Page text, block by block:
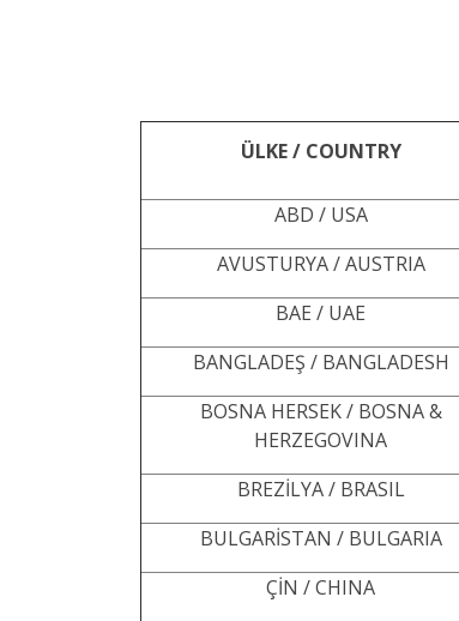
ÜLKE / COUNTRY
ABD / USA
AVUSTURYA / AUSTRIA
BAE / UAE
BANGLADEŞ / BANGLADESH
BOSNA HERSEK / BOSNA &
HERZEGOVINA
BREZİLYA / BRASIL
BULGARİSTAN / BULGARIA
ÇİN / CHINA